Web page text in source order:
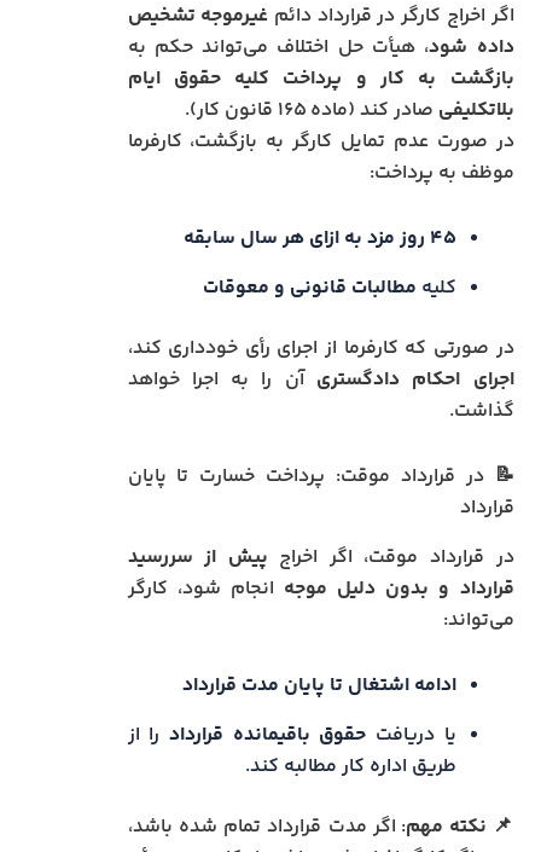
اگر اخراج کارگر در قرارداد دائم غیرموجه تشخیص
داده شود، هیأت حل اختلاف می‌تواند حکم به
بازگشت به کار و پرداخت کلیه حقوق ایام
بلاتکلیفی صادر کند (ماده ۱۶۵ قانون کار).
در صورت عدم تمایل کارگر به بازگشت، کارفرما
موظف به پرداخت:
۴۵ روز مزد به ازای هر سال سابقه
کلیه مطالبات قانونی و معوقات
در صورتی که کارفرما از اجرای رأی خودداری کند،
اجرای احکام دادگستری آن را به اجرا خواهد
گذاشت.
📝 در قرارداد موقت: پرداخت خسارت تا پایان
قرارداد
در قرارداد موقت، اگر اخراج پیش از سررسید
قرارداد و بدون دلیل موجه انجام شود، کارگر
می‌تواند:
ادامه اشتغال تا پایان مدت قرارداد
یا دریافت حقوق باقیمانده قرارداد را از
طریق اداره کار مطالبه کند.
📌 نکته مهم: اگر مدت قرارداد تمام شده باشد،